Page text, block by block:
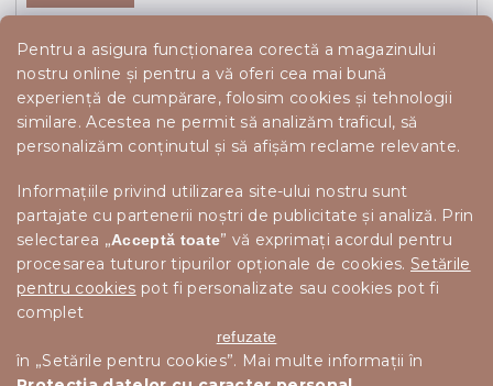
Pentru a asigura funcționarea corectă a magazinului
nostru online și pentru a vă oferi cea mai bună
experiență de cumpărare, folosim cookies și tehnologii
similare. Acestea ne permit să analizăm traficul, să
personalizăm conținutul și să afișăm reclame relevante.
Informațiile privind utilizarea site-ului nostru sunt
partajate cu partenerii noștri de publicitate și analiză. Prin
selectarea „Acceptă toate” vă exprimați acordul pentru
procesarea tuturor tipurilor opționale de cookies. Setările
pentru cookies pot fi personalizate sau cookies pot fi
complet
refuzate
în „Setările pentru cookies”. Mai multe informații în